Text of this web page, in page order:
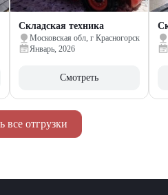
все отгрузки
Складская техника
Московская обл, г Красногорск
Январь, 2026
Смотреть